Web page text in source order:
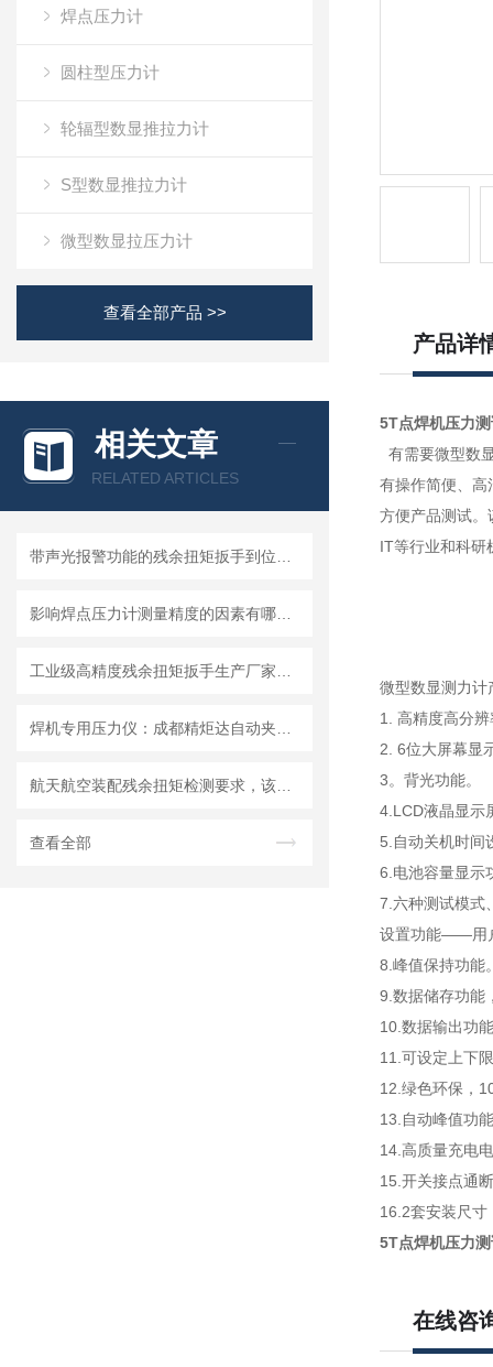
焊点压力计
圆柱型压力计
轮辐型数显推拉力计
S型数显推拉力计
微型数显拉压力计
查看全部产品 >>
相关文章
RELATED ARTICLES
查看全部
产品详
5T点焊机压力
有需要微型数
有操作简便、
方便产品测试。
IT等行业和科研
微型数显测力计
1. 高精度高分辨
2. 6位大屏幕显
3。背光功能。
4.LCD液晶显示
5.自动关机时间
6.电池容量显示
7.六种测试模式
设置功能——用
8.峰值保持功能
9.数据储存功能
10.数据输出功
11.可设定上下
12.绿色环保，
13.自动峰值功
14.高质量充电
15.开关接点通
16.2套安装尺寸
5T点焊机压力
在线咨